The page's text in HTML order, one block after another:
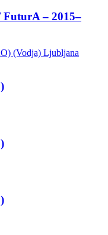
– 2015–
(Vodja) Ljubljana